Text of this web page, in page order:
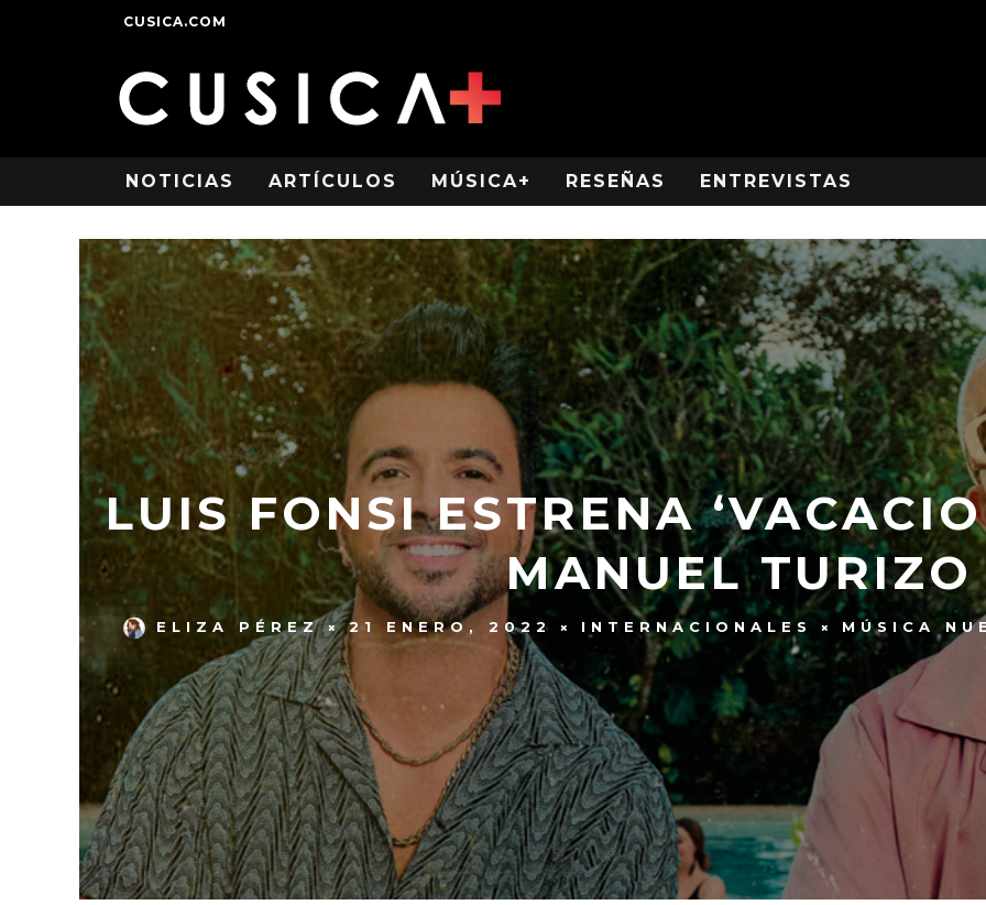
CUSICA.COM
NOTICIAS ARTÍCULOS MÚSICA+ RESEÑAS ENTREVISTAS
LUIS FONSI ESTRENA
MANUEL TURIZO
ELIZA PÉREZ 21 ENERO, 2022 INTERNACIONALES MÚSICA